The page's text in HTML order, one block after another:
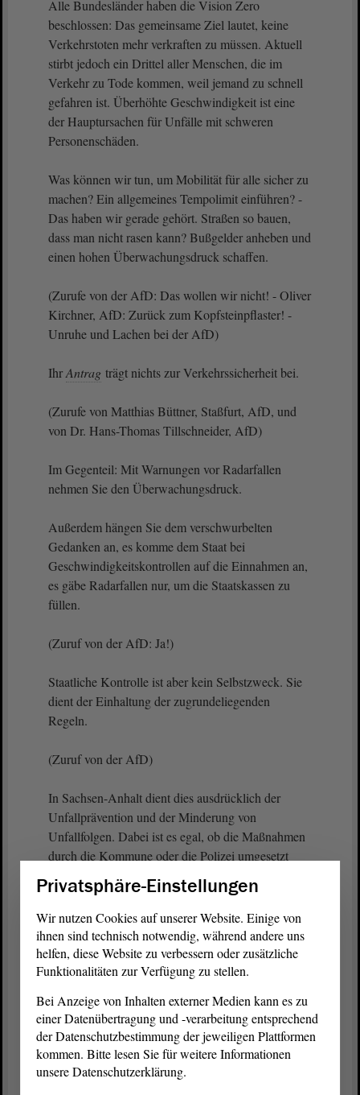
Alle Bundesländer haben die Vision Zero
beschlossen: Das gemeinsame Ziel lautet, keine
Verkehrstoten mehr verkraften zu müssen. Aktuell
stirbt jedoch ein Drittel aller Menschen, die im
Verkehr zu Tode kommen, weil jemand zu schnell
gefahren ist. Überhöhte Geschwindigkeit ist eine
der Hauptursachen für Unfälle mit schweren
Personenschäden.
Was können wir tun, um Mobilität für alle sicher zu
machen? Ein allgemeines Tempolimit einführen? -
Das haben wir gerade gehört. Straßen so bauen,
dass man nicht rasen kann? Bußgelder anheben und
einen hohen Überwachungsdruck schaffen.
(Zurufe von der AfD: Das wollen wir nicht! - Oliver
Kirchner, AfD: Zurück zum Kopfsteinpflaster! -
Unruhe und Lachen bei der AfD)
IhrAntrag trägt nichts zur Verkehrssicherheit bei.
(Zurufe von Matthias Büttner, Staßfurt, AfD, und
von Dr. Hans-Thomas Tillschneider, AfD)
Im Gegenteil: Mit Warnungen vor Radarfallen
nehmen Sie den Überwachungsdruck.
Außerdem hängen Sie dem verschwurbelten
Gedanken an, es komme dem Staat bei
Geschwindigkeitskontrollen auf die Einnahmen an,
es gäbe Radarfallen nur, um die Staatskassen zu
füllen.
(Zuruf von der AfD: Ja!)
Staatliche Kontrolle ist aber kein Selbstzweck. Sie
dient der Einhaltung der zugrundeliegenden
Regeln.
(Zuruf von der AfD)
In Sachsen-Anhalt dient dies ausdrücklich der
Unfallprävention und der Minderung von
Unfallfolgen. Dabei ist es egal, ob die Maßnahmen
durch die Kommune oder die Polizei umgesetzt
(Zuruf von der AfD)
Geschwindigkeitskontrollen finden dort statt, wo es
häufig zu Unfällen kommt. Das ist hier mehrfach
dabei ausdrücklich ausgeschlossen.
Schlussendlich lohnt sich auch bei diesem
missglücktenAntragein Blick ins europäische
Privatsphäre-Einstellungen
Wir nutzen Cookies auf unserer Website. Einige von
ihnen sind technisch notwendig, während andere uns
helfen, diese Website zu verbessern oder zusätzliche
Funktionalitäten zur Verfügung zu stellen.
Bei Anzeige von Inhalten externer Medien kann es zu
einer Datenübertragung und -verarbeitung entsprechend
der Datenschutzbestimmung der jeweiligen Plattformen
kommen. Bitte lesen Sie für weitere Informationen
unsere Datenschutzerklärung.